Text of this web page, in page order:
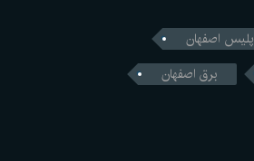
پلیس اصفهان
برق اصفهان